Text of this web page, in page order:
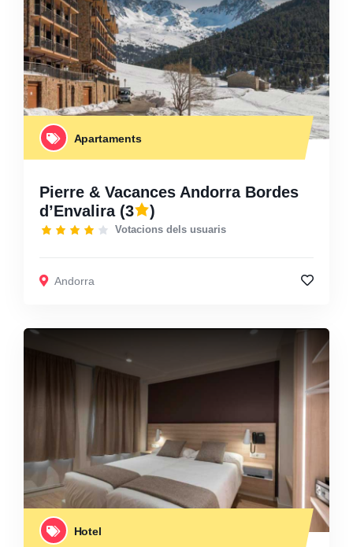
Apartaments
Pierre & Vacances Andorra Bordes
d’Envalira(3 )
Votacions dels usuaris
Andorra
Hotel